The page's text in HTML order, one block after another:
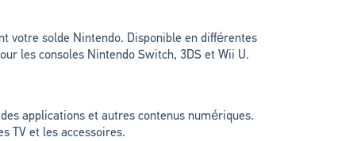
votre solde Nintendo. Disponible en différentes
les consoles Nintendo Switch, 3DS et Wii U.
applications et autres contenus numériques.
TV et les accessoires.